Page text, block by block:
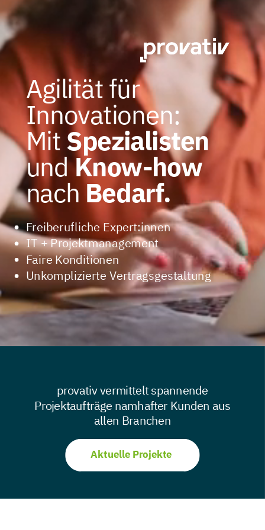
Aktuelle Projekte
Agilität für
Innovationen:
Mit Spezialisten
undKnow-how
nachBedarf.
provativ vermittelt spannende
Projektaufträge namhafter Kunden aus
allen Branchen
Freiberufliche Expert:innen
IT + Projektmanagement
Faire Konditionen
Unkomplizierte Vertragsgestaltung